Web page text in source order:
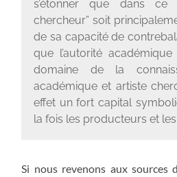
s’étonner que dans ce
chercheur” soit
de sa capacité de
que l’autorité
domaine de la
académique et artiste
effet un fort capital
la fois les producteurs et
Si nous revenons aux sources